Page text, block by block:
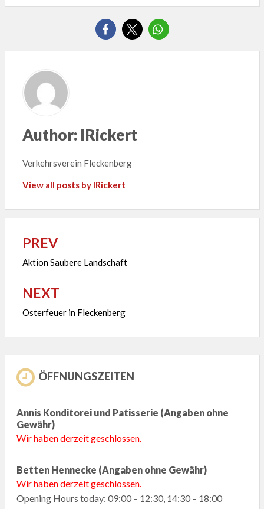
Author: IRickert
Verkehrsverein Fleckenberg
View all posts by IRickert
Beitragsnavigation
PREV
Aktion Saubere Landschaft
NEXT
Osterfeuer in Fleckenberg
ÖFFNUNGSZEITEN
Annis Konditorei und Patisserie (Angaben ohne
Gewähr)
Wir haben derzeit geschlossen.
Betten Hennecke (Angaben ohne Gewähr)
Wir haben derzeit geschlossen.
Opening Hours today: 09:00 – 12:30, 14:30 – 18:00